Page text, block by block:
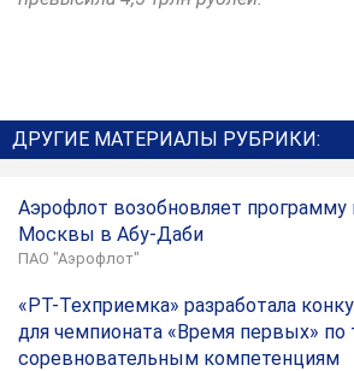
ДРУГИЕ МАТЕРИАЛЫ РУБРИКИ:
Аэрофлот возобновляет программу
Москвы в Абу-Даби
ПАО "Аэрофлот"
«РТ-Техприемка» разработала
для чемпионата «Время первых» по
соревновательным компетенциям